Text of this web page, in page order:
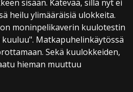
sisään. Kätevää, sillä nyt ei
heilu ylimääräisiä ulokkeita.
moninpelikaverin kuulotestin
Matkapuhelinkäytössä
Sekä kuulokkeiden,
hieman muuttuu